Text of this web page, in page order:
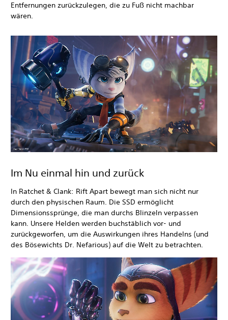
Entfernungen zurückzulegen, die zu Fuß nicht machbar
wären.
Im Nu einmal hin und zurück
In Ratchet & Clank: Rift Apart bewegt man sich nicht nur
durch den physischen Raum. Die SSD ermöglicht
Dimensionssprünge, die man durchs Blinzeln verpassen
kann. Unsere Helden werden buchstäblich vor- und
zurückgeworfen, um die Auswirkungen ihres Handelns (und
des Bösewichts Dr. Nefarious) auf die Welt zu betrachten.